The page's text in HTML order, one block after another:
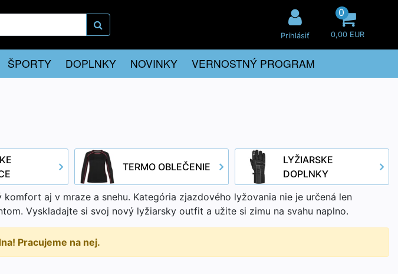
Prihlásiť
0
0,00 EUR
ŠPORTY DOPLNKY NOVINKY VERNOSTNÝ PROGRAM
TERMO OBLEČENIE
LYŽIARSKE
DOPLNKY
aj v mraze a snehu. Kategória zjazdového lyžovania nie je určená len
Vyskladajte si svoj nový lyžiarsky outfit a užite si zimu na svahu naplno.
Pracujeme na nej.